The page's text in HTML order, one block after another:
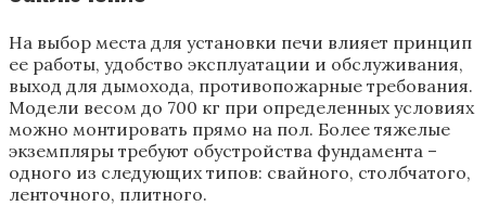
На выбор места для установки печи влияет принцип
ее работы, удобство эксплуатации и обслуживания,
выход для дымохода, противопожарные требования.
Модели весом до 700 кг при определенных условиях
можно монтировать прямо на пол. Более тяжелые
экземпляры требуют обустройства фундамента –
одного из следующих типов: свайного, столбчатого,
ленточного, плитного.